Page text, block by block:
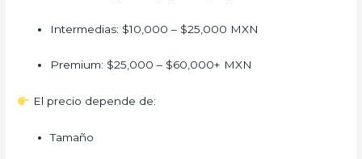
Intermedias: $10,000 – $25,000 MXN
Premium: $25,000 – $60,000+ MXN
El precio depende de:
Tamaño